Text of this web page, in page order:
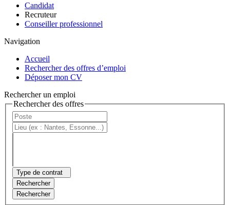
Candidat
Recruteur
Conseiller professionnel
Navigation
Accueil
Rechercher des offres d’emploi
Déposer mon CV
Rechercher un emploi
Rechercher des offres
Type de contrat
Rechercher
Rechercher